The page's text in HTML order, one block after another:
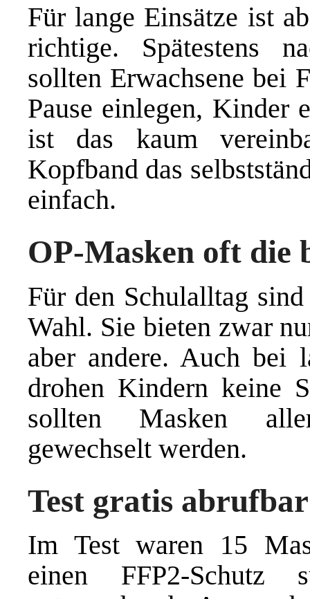
Für lange Einsätze ist
richtige. Spätestens
sollten Erwachsene bei
Pause einlegen, Kinder
ist das kaum
Kopfband das
einfach.
OP-Masken oft die
Für den Schulalltag
Wahl. Sie bieten zwar
aber andere. Auch bei
drohen Kindern keine
sollten Masken
gewechselt werden.
Test gratis abrufbar
Im Test waren 15
einen FFP2-Schutz